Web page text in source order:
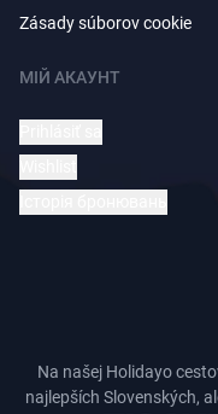
Zásady súborov cookie
МІЙ АКАУНТ
Na našej Holidayo
najlepších Slovenských,